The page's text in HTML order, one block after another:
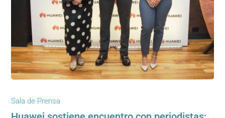
Sala de Prensa